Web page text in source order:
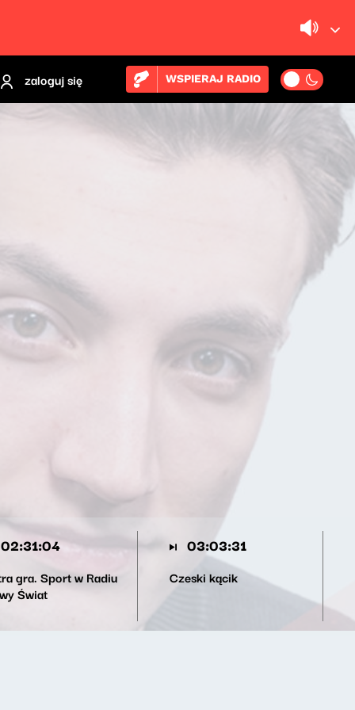
zaloguj się WSPIERAJ RADIO
02:31:04
gra. Sport w Radiu
Świat
03:03:31
Czeski kącik